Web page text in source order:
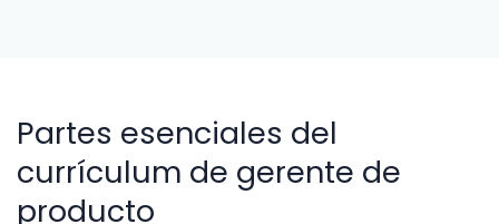
Partes esenciales del
currículum de gerente de
producto